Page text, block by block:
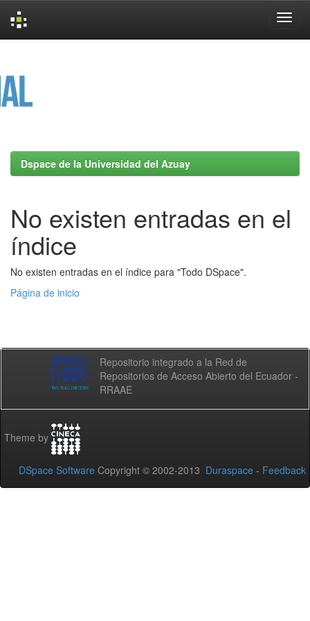
Dspace de la Universidad del Azuay
No existen entradas en el
índice
No existen entradas en el índice para "Todo DSpace".
Página de inicio
Repositorio integrado a la Red de
Repositorios de Acceso Abierto del Ecuador -
RRAAE
Theme by
DSpace Software Copyright © 2002-2013 Duraspace - Feedback